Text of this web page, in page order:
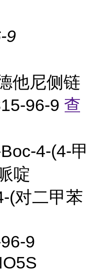
9
他尼侧链
96-9 查
4-(4-甲
啶
(对二甲苯
9